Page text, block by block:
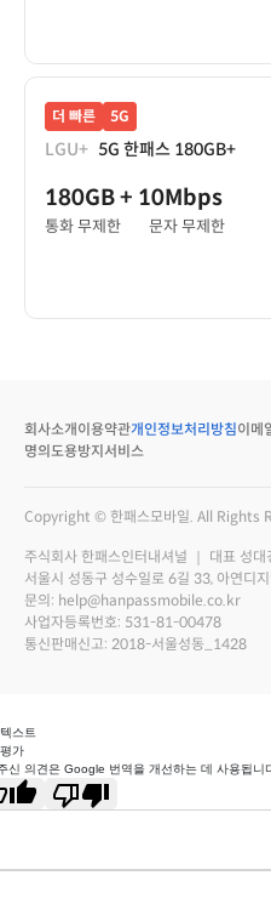
더 빠른 5G
LGU+ 5G 한패스 180GB+
180GB+ 10Mbps
통화 무제한 문자 무제한
회사소개 이용약관개인정보처리방침이메
명의도용방지서비스
Copyright © 한패스모바일. All Rights
주식회사 한패스인터내셔널 ｜ 대표 성대
서울시 성동구 성수일로 6길 33, 아연디
문의: help@hanpassmobile.co.kr
사업자등록번호: 531-81-00478
통신판매신고: 2018-서울성동_1428
스트
가
신 의견은 Google 번역을 개선하는 데 사용됩니